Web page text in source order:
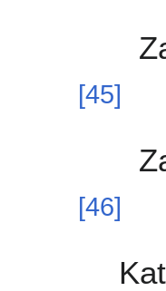
[45]
[46]